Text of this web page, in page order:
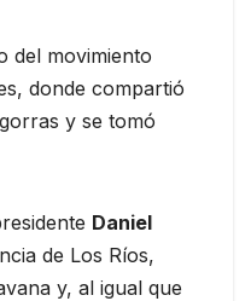
del movimiento
donde compartió
y se tomó
Daniel
de Los Ríos,
y, al igual que